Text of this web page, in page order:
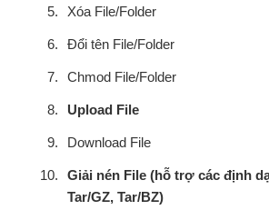
Xóa File/Folder
Đổi tên File/Folder
Chmod File/Folder
Upload File
Download File
Giải nén File (hỗ trợ các định
Tar/GZ, Tar/BZ)